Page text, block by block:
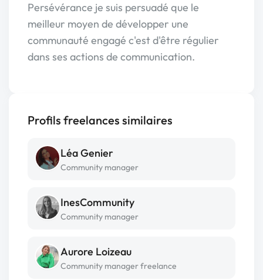
Persévérance je suis persuadé que le
meilleur moyen de développer une
communauté engagé c'est d'être régulier
dans ses actions de communication.
Profils freelances similaires
Léa Genier
Community manager
InesCommunity
Community manager
Aurore Loizeau
Community manager freelance